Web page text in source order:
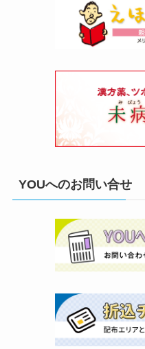
YOUへのお問い合せ